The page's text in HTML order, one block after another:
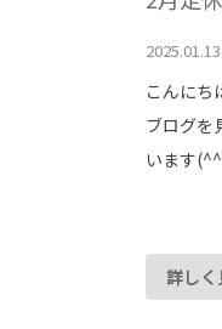
2025.01.13
こんにち
ブログを
います
詳しく